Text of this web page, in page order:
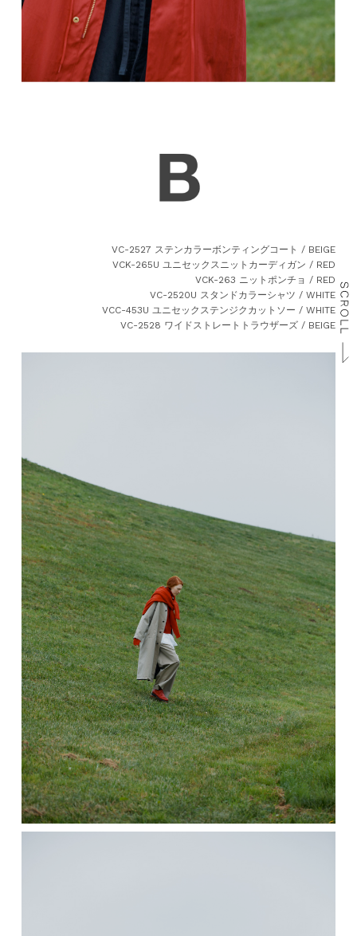
VC-2527 ステンカラーボンティングコート / BEIGE
VCK-265U ユニセックスニットカーディガン / RED
VCK-263 ニットポンチョ / RED
VC-2520U スタンドカラーシャツ / WHITE
VCC-453U ユニセックステンジクカットソー / WHITE
VC-2528 ワイドストレートトラウザーズ / BEIGE